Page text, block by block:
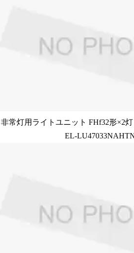
非常灯用ライトユニット FHf32形×2
EL-